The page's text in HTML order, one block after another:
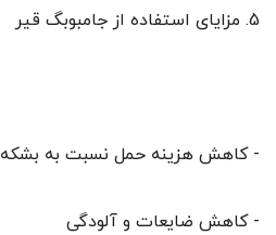
5. مزایای استفاده از جامبوبگ قیر
- کاهش هزینه حمل نسبت به بشکه
- کاهش ضایعات و آلودگی